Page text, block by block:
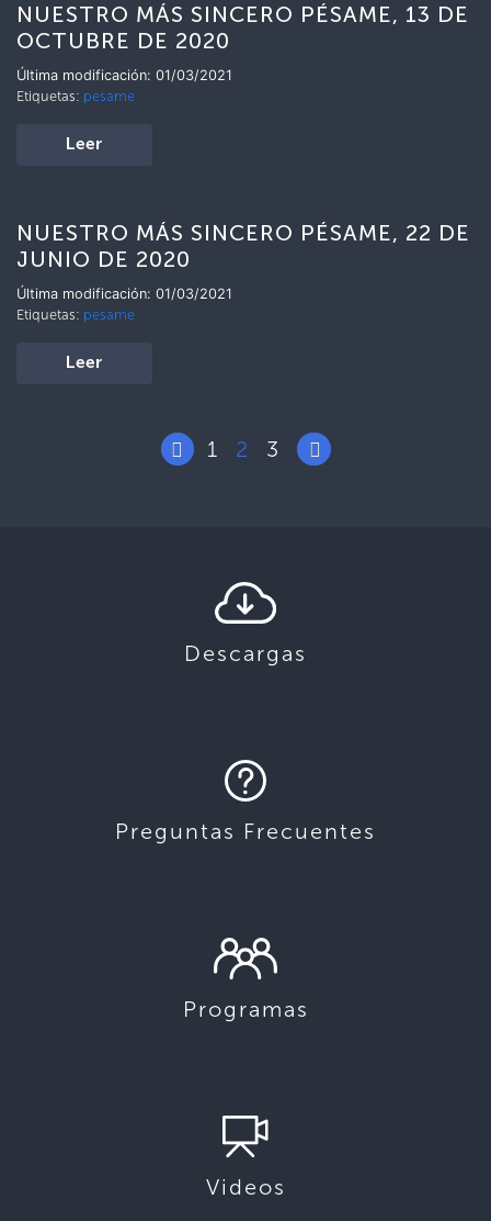
NUESTRO MÁS SINCERO PÉSAME, 13 DE
OCTUBRE DE 2020
Última modificación: 01/03/2021
Etiquetas: pesame
Leer
NUESTRO MÁS SINCERO PÉSAME, 22 DE
JUNIO DE 2020
Última modificación: 01/03/2021
Etiquetas: pesame
Leer
1 2 3
Descargas
Preguntas Frecuentes
Programas
Videos